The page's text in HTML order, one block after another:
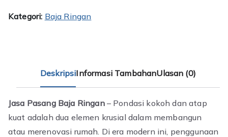
Kategori: Baja Ringan
DeskripsiInformasi TambahanUlasan (0)
Jasa Pasang Baja Ringan– Pondasi kokoh dan atap
kuat adalah dua elemen krusial dalam membangun
atau merenovasi rumah. Di era modern ini, penggunaan